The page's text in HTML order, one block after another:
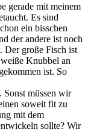
gerade mit meinem
Es sind
ein bisschen
der andere ist noch
Der große Fisch ist
Knubbel an
ist. So
Sonst müssen wir
soweit fit zu
mit dem
sollte? Wir